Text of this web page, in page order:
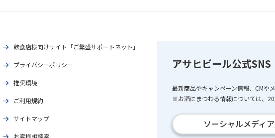
飲食店様向けサイト「ご繁盛サポートネット」
プライバシーポリシー
推奨環境
ご利用規約
サイトマップ
お客様相談室
アサヒビール公式SNS
最新商品やキャンペーン情報、CMや
※お酒にまつわる情報については、
ソーシャルメディ